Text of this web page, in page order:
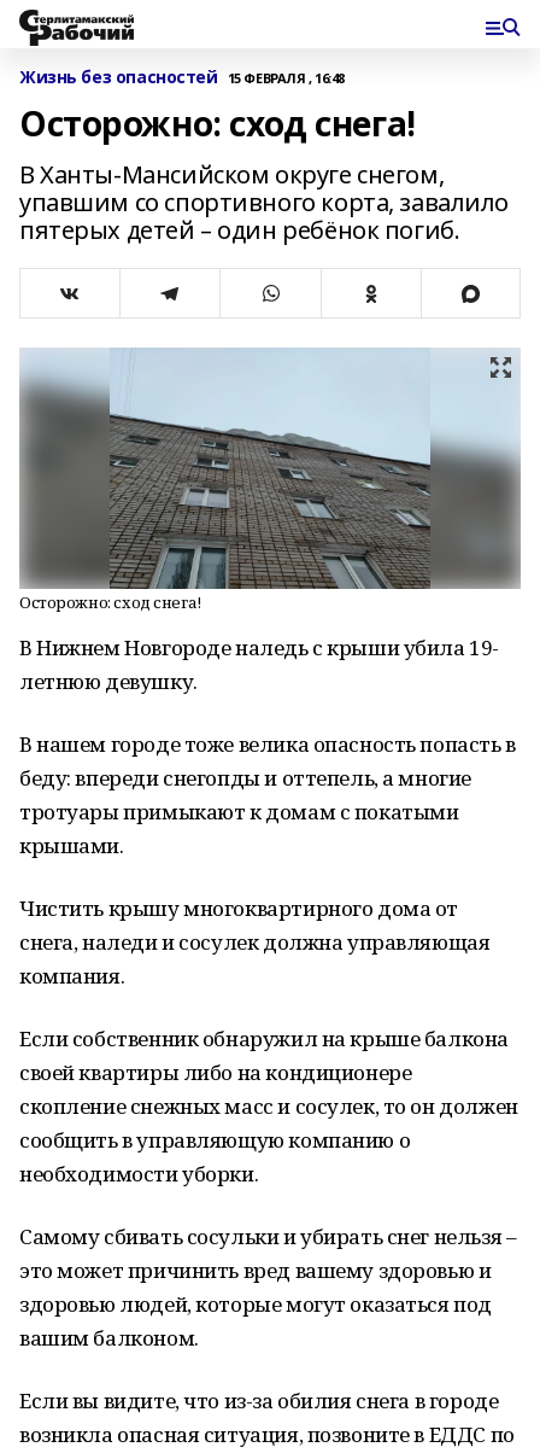
Жизнь без опасностей 15 ФЕВРАЛЯ , 16:48
Осторожно: сход снега!
В Ханты-Мансийском округе снегом,
упавшим со спортивного корта, завалило
пятерых детей – один ребёнок погиб.
Осторожно: сход снега!
В Нижнем Новгороде наледь с крыши убила 19-
летнюю девушку.
В нашем городе тоже велика опасность попасть в
беду: впереди снегопды и оттепель, а многие
тротуары примыкают к домам с покатыми
крышами.
Чистить крышу многоквартирного дома от
снега, наледи и сосулек должна управляющая
компания.
Если собственник обнаружил на крыше балкона
своей квартиры либо на кондиционере
скопление снежных масс и сосулек, то он должен
сообщить в управляющую компанию о
необходимости уборки.
Самому сбивать сосульки и убирать снег нельзя –
это может причинить вред вашему здоровью и
здоровью людей, которые могут оказаться под
вашим балконом.
Если вы видите, что из-за обилия снега в городе
возникла опасная ситуация, позвоните в ЕДДС по